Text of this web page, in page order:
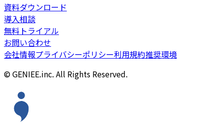
資料ダウンロード
導入相談
無料トライアル
お問い合わせ
会社情報プライバシーポリシー利用規約推奨環境
© GENIEE.inc. All Rights Reserved.